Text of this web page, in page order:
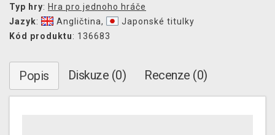
Typ hry: Hra pro jednoho hráče
Jazyk: Angličtina,
Japonské titulky
Kód produktu: 136683
Popis Diskuze (0) Recenze (0)